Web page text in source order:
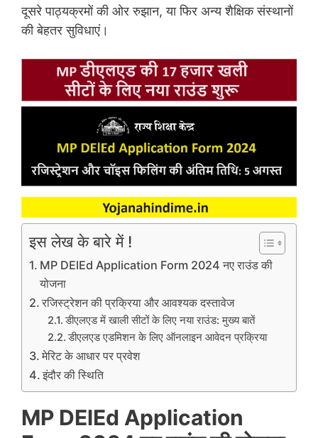
दूसरे पाठ्यक्रमों की ओर रुझान, या फिर अन्य शैक्षिक संस्थानों
की बेहतर सुविधाएं।
इस लेख के बारे में !
MP DElEd Application Form 2024 नए राउंड की
योजना
रजिस्ट्रेशन की प्रक्रिया और आवश्यक दस्तावेज
डीएलएड में खाली सीटों के लिए नया राउंड: मुख्य बातें
डीएलएड एडमिशन के लिए ऑनलाइन आवेदन प्रक्रिया
मेरिट के आधार पर प्रवेश
इंदौर की स्थिति
MP DElEd Application